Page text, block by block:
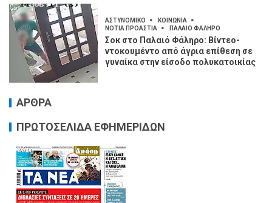
ΑΣΤΥΝΟΜΙΚΟ
ΚΟΙΝΩΝΙΑ
ΝΟΤΙΑ ΠΡΟΑΣΤΙΑ
ΠΑΛΑΙΟ ΦΑΛΗΡΟ
Σοκ στο Παλαιό Φάληρο: Βίντεο-
ντοκουμέντο από άγρια επίθεση σε
γυναίκα στην είσοδο πολυκατοικίας
ΑΡΘΡΑ
ΠΡΩΤΟΣΕΛΙΔΑ ΕΦΗΜΕΡΙΔΩΝ